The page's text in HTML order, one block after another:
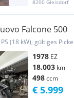
8200 Gleisdorf
Falcone 500
(18 kW), gültiges
1978 EZ
18.003 km
498ccm
€ 5.999